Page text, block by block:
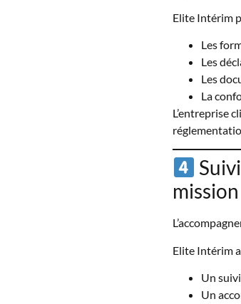
Elite Intérim
Les
Les
Les
La
L’entreprise
mission
Elite Intérim
Un
Un